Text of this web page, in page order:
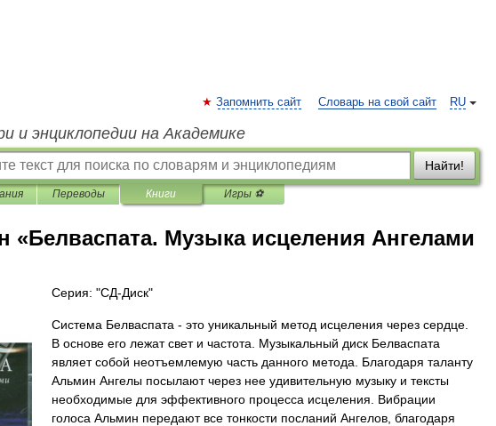
RU
Запомнить сайт Словарь на свой сайт
и энциклопедии на Академике
Найти!
Переводы Книги Игры ⚽
«Белваспата. Музыка исцеления Ангелами
Серия: "СД-Диск"
Система Белваспата - это уникальный метод исцеления через сердце.
В основе его лежат свет и частота. Музыкальный диск Белваспата
являет собой неотъемлемую часть данного метода. Благодаря таланту
Альмин Ангелы посылают через нее удивительную музыку и тексты
необходимые для эффективного процесса исцеления. Вибрации
голоса Альмин передают все тонкости посланий Ангелов, благодаря